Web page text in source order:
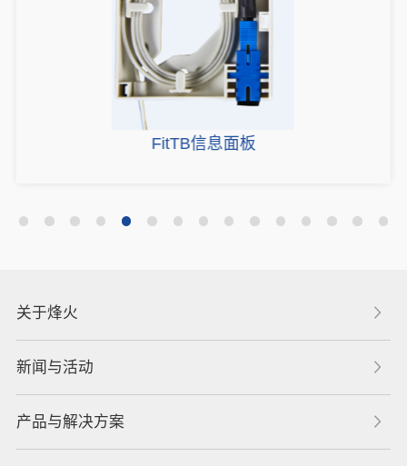
FitTB信息面板
关于烽火
新闻与活动
产品与解决方案